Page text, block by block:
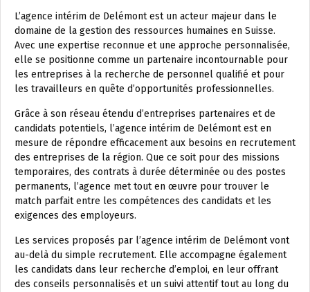
L’agence intérim de Delémont est un acteur majeur dans le
domaine de la gestion des ressources humaines en Suisse.
Avec une expertise reconnue et une approche personnalisée,
elle se positionne comme un partenaire incontournable pour
les entreprises à la recherche de personnel qualifié et pour
les travailleurs en quête d’opportunités professionnelles.
Grâce à son réseau étendu d’entreprises partenaires et de
candidats potentiels, l’agence intérim de Delémont est en
mesure de répondre efficacement aux besoins en recrutement
des entreprises de la région. Que ce soit pour des missions
temporaires, des contrats à durée déterminée ou des postes
permanents, l’agence met tout en œuvre pour trouver le
match parfait entre les compétences des candidats et les
exigences des employeurs.
Les services proposés par l’agence intérim de Delémont vont
au-delà du simple recrutement. Elle accompagne également
les candidats dans leur recherche d’emploi, en leur offrant
des conseils personnalisés et un suivi attentif tout au long du